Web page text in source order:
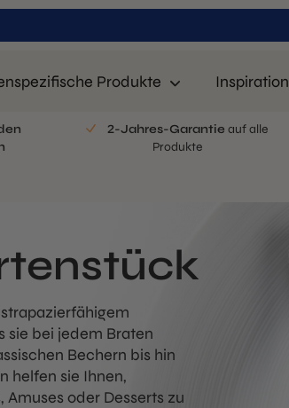
Produkte Inspiration
2-Jahres-Garantie auf alle
Produkte
strapazierfähigem
sie bei jedem Braten
Bechern bis hin
helfen sie Ihnen,
oder Desserts zu